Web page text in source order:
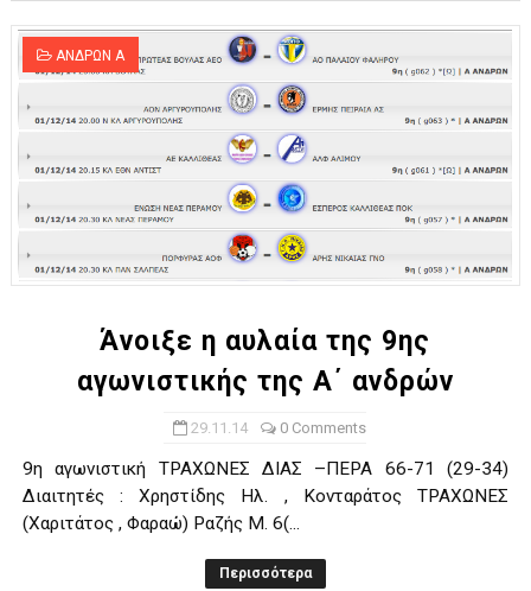
ΑΝΔΡΩΝ Α
Άνοιξε η αυλαία της 9ης
αγωνιστικής της Α΄ ανδρών
29.11.14 0 Comments
9η αγωνιστική ΤΡΑΧΩΝΕΣ ΔΙΑΣ –ΠΕΡΑ 66-71 (29-34)
Διαιτητές : Χρηστίδης Ηλ. , Κονταράτος ΤΡΑΧΩΝΕΣ
(Χαριτάτος , Φαραώ) Ραζής Μ. 6(...
Περισσότερα